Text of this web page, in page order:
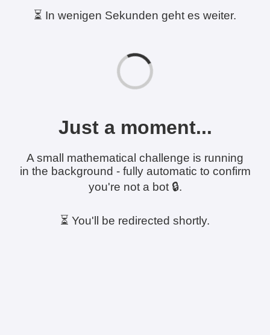
⏳ In wenigen Sekunden geht es weiter.
Just a moment...
A small mathematical challenge is running
in the background - fully automatic to confirm
you're not a bot 🔒.
⏳ You'll be redirected shortly.